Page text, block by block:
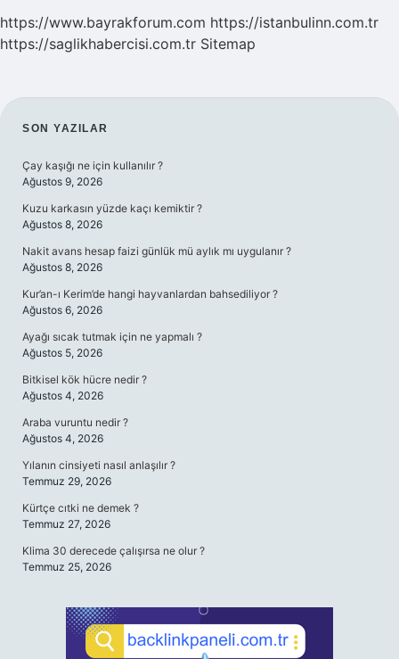
https://www.bayrakforum.com https://istanbulinn.com.tr
https://saglikhabercisi.com.tr Sitemap
SIDEBAR
SON YAZILAR
Çay kaşığı ne için kullanılır ?
Ağustos 9, 2026
Kuzu karkasın yüzde kaçı kemiktir ?
Ağustos 8, 2026
Nakit avans hesap faizi günlük mü aylık mı uygulanır ?
Ağustos 8, 2026
Kur’an-ı Kerim’de hangi hayvanlardan bahsediliyor ?
Ağustos 6, 2026
Ayağı sıcak tutmak için ne yapmalı ?
Ağustos 5, 2026
Bitkisel kök hücre nedir ?
Ağustos 4, 2026
Araba vuruntu nedir ?
Ağustos 4, 2026
Yılanın cinsiyeti nasıl anlaşılır ?
Temmuz 29, 2026
Kürtçe cıtki ne demek ?
Temmuz 27, 2026
Klima 30 derecede çalışırsa ne olur ?
Temmuz 25, 2026